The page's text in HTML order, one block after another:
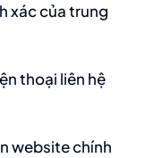
xác của trung
thoại liên hệ
website chính